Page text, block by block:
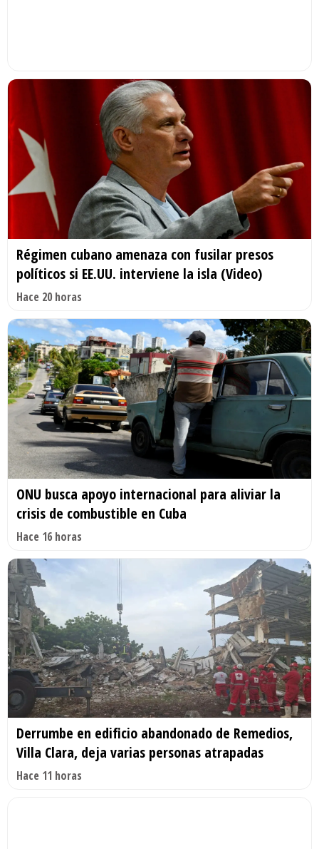
Régimen cubano amenaza con fusilar presos
políticos si EE.UU. interviene la isla (Video)
Hace 20 horas
ONU busca apoyo internacional para aliviar la
crisis de combustible en Cuba
Hace 16 horas
Derrumbe en edificio abandonado de Remedios,
Villa Clara, deja varias personas atrapadas
Hace 11 horas